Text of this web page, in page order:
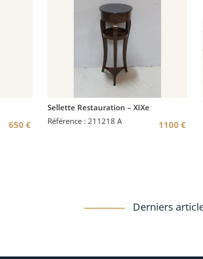
650 €
Sellette Restauration – XIXe
Référence : 211218 A
1100€
Derniers